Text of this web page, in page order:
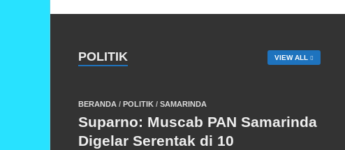
POLITIK VIEW ALL
BERANDA / POLITIK / SAMARINDA
Suparno: Muscab PAN Samarinda
Digelar Serentak di 10